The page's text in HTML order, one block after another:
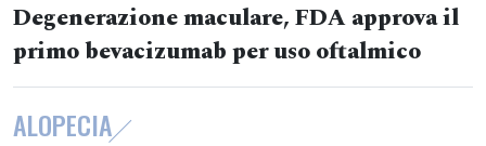
Degenerazione maculare, FDA approva il
primo bevacizumab per uso oftalmico
ALOPECIA